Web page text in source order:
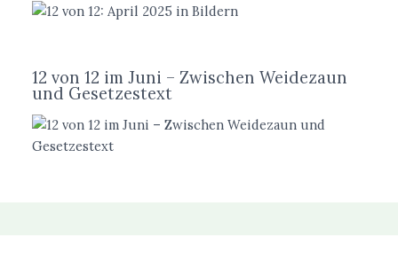
12 von 12 im Juni – Zwischen Weidezaun
und Gesetzestext